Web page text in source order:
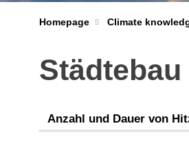
Homepage Climate
Anzahl und Dauer von